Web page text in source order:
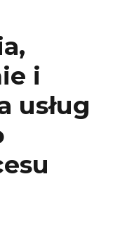
i
usług